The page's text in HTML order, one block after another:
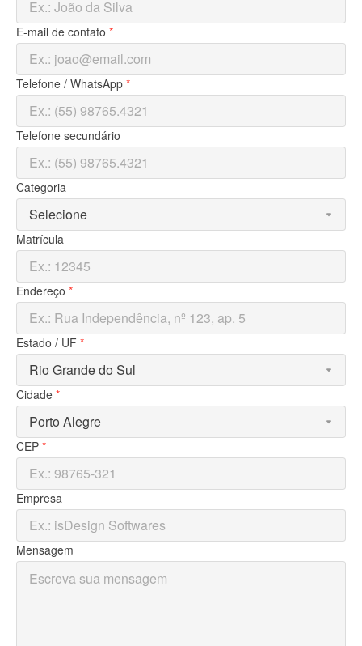
E-mail de contato *
Telefone / WhatsApp *
Telefone secundário
Categoria
Matrícula
Endereço *
Estado / UF *
Cidade *
CEP *
Empresa
Mensagem